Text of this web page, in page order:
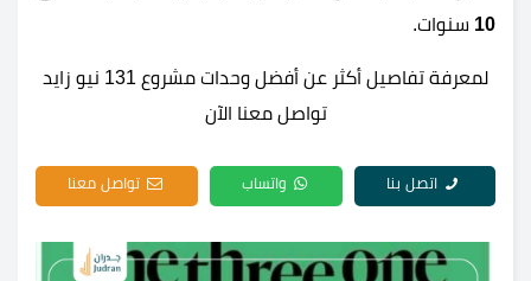
10 سنوات.
لمعرفة تفاصيل أكثر عن أفضل وحدات مشروع 131 نيو زايد
تواصل معنا الآن
اتصل بنا واتساب تواصل معنا